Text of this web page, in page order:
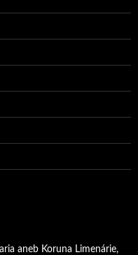
aneb Koruna Limenárie,